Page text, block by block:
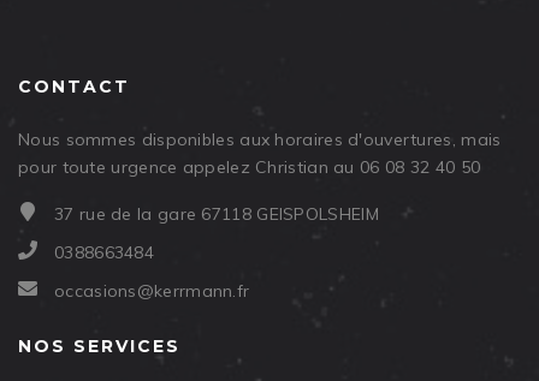
CONTACT
Nous sommes disponibles aux horaires d'ouvertures, mais
pour toute urgence appelez Christian au 06 08 32 40 50
37 rue de la gare 67118 GEISPOLSHEIM
0388663484
occasions@kerrmann.fr
NOS SERVICES